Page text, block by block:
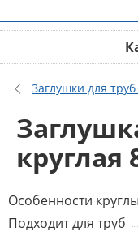
Заглушки для
круглая
Особенности
Подходит для труб